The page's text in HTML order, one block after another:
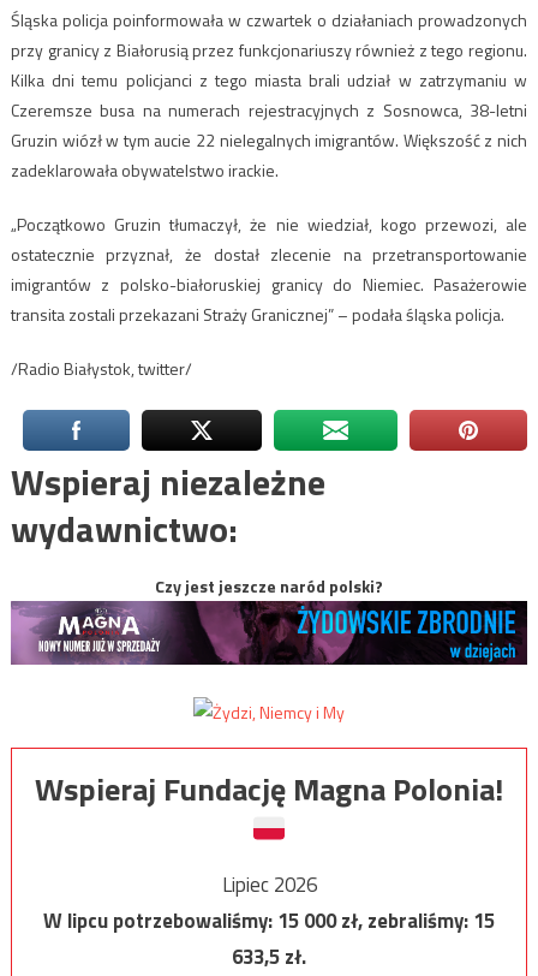
Śląska policja poinformowała w czwartek o działaniach prowadzonych
przy granicy z Białorusią przez funkcjonariuszy również z tego regionu.
Kilka dni temu policjanci z tego miasta brali udział w zatrzymaniu w
Czeremsze busa na numerach rejestracyjnych z Sosnowca, 38-letni
Gruzin wiózł w tym aucie 22 nielegalnych imigrantów. Większość z nich
zadeklarowała obywatelstwo irackie.
„Początkowo Gruzin tłumaczył, że nie wiedział, kogo przewozi, ale
ostatecznie przyznał, że dostał zlecenie na przetransportowanie
imigrantów z polsko-białoruskiej granicy do Niemiec. Pasażerowie
transita zostali przekazani Straży Granicznej” – podała śląska policja.
/Radio Białystok, twitter/
Wspieraj niezależne
wydawnictwo:
Czy jest jeszcze naród polski?
Wspieraj Fundację Magna Polonia!
Lipiec 2026
W lipcu potrzebowaliśmy:15 000zł, zebraliśmy:15
633,5zł.